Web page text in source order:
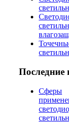
Последние
Сферы